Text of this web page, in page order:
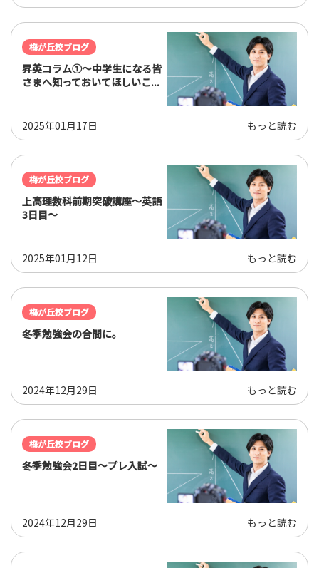
梅が丘校ブログ
昇英コラム①～中学生になる皆
さまへ知っておいてほしいこ...
2025年01月17日 もっと読む
梅が丘校ブログ
上高理数科前期突破講座～英語
3日目～
2025年01月12日 もっと読む
梅が丘校ブログ
冬季勉強会の合間に。
2024年12月29日 もっと読む
梅が丘校ブログ
冬季勉強会2日目～プレ入試～
2024年12月29日 もっと読む